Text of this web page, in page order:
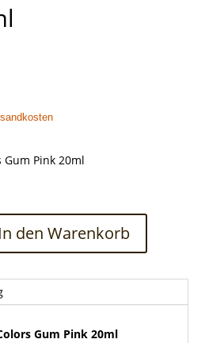
Gum Pink 20ml
In den Warenkorb
Gum Pink 20ml